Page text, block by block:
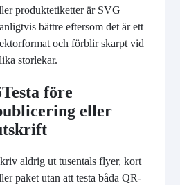
produktetiketter är SVG
bättre eftersom det är ett
och förblir skarpt vid
storlekar.
Testa före
eller
aldrig ut tusentals flyer, kort
paket utan att testa båda QR-